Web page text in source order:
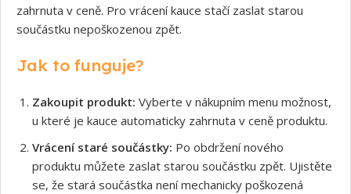
zahrnuta v ceně. Pro vrácení kauce stačí zaslat starou
součástku nepoškozenou zpět.
Jak to funguje?
Zakoupit produkt: Vyberte v nákupním menu možnost,
u které je kauce automaticky zahrnuta v ceně produktu.
Vrácení staré součástky: Po obdržení nového
produktu můžete zaslat starou součástku zpět. Ujistěte
se, že stará součástka není mechanicky poškozená